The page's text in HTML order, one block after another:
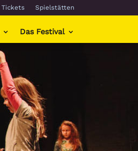
Tickets Spielstätten
Das Festival